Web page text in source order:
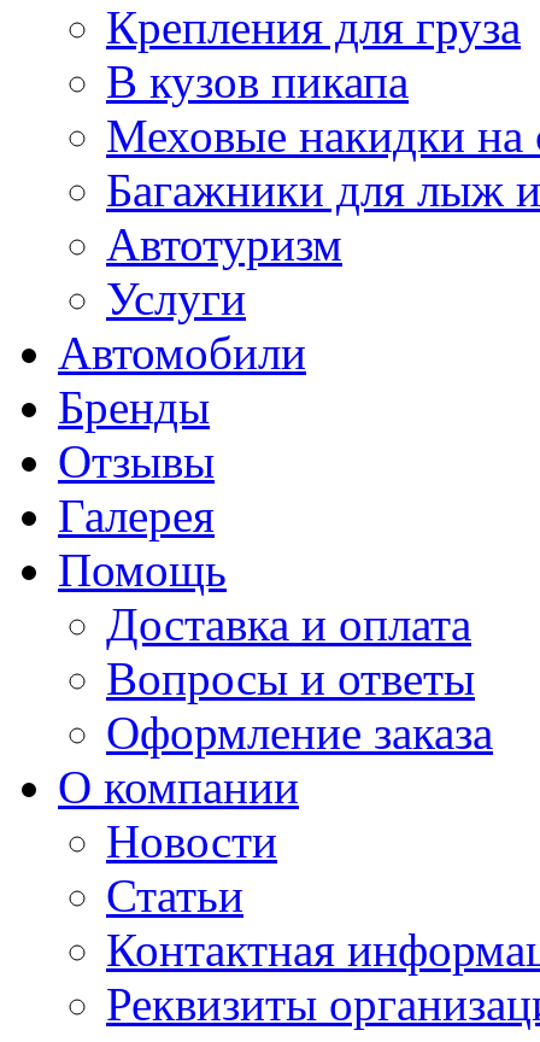
Крепления для груза
В кузов пикапа
Меховые накидки на
Багажники для лыж
Автотуризм
Услуги
Автомобили
Бренды
Отзывы
Галерея
Помощь
Доставка и оплата
Вопросы и ответы
Оформление заказа
О компании
Новости
Статьи
Контактная
Реквизиты